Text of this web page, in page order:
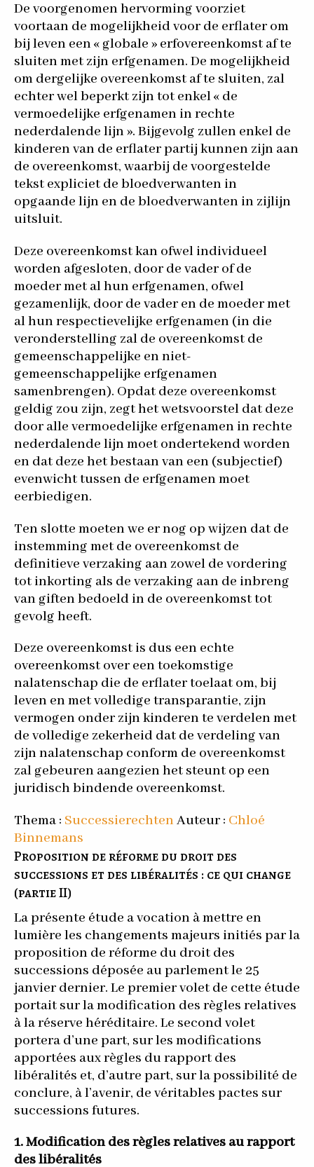
De voorgenomen hervorming voorziet
voortaan de mogelijkheid voor de erflater om
bij leven een « globale » erfovereenkomst af te
sluiten met zijn erfgenamen. De mogelijkheid
om dergelijke overeenkomst af te sluiten, zal
echter wel beperkt zijn tot enkel « de
vermoedelijke erfgenamen in rechte
nederdalende lijn ». Bijgevolg zullen enkel de
kinderen van de erflater partij kunnen zijn aan
de overeenkomst, waarbij de voorgestelde
tekst expliciet de bloedverwanten in
opgaande lijn en de bloedverwanten in zijlijn
uitsluit.
Deze overeenkomst kan ofwel individueel
worden afgesloten, door de vader of de
moeder met al hun erfgenamen, ofwel
gezamenlijk, door de vader en de moeder met
al hun respectievelijke erfgenamen (in die
veronderstelling zal de overeenkomst de
gemeenschappelijke en niet-
gemeenschappelijke erfgenamen
samenbrengen). Opdat deze overeenkomst
geldig zou zijn, zegt het wetsvoorstel dat deze
door alle vermoedelijke erfgenamen in rechte
nederdalende lijn moet ondertekend worden
en dat deze het bestaan van een (subjectief)
evenwicht tussen de erfgenamen moet
eerbiedigen.
Ten slotte moeten we er nog op wijzen dat de
instemming met de overeenkomst de
definitieve verzaking aan zowel de vordering
tot inkorting als de verzaking aan de inbreng
van giften bedoeld in de overeenkomst tot
gevolg heeft.
Deze overeenkomst is dus een echte
overeenkomst over een toekomstige
nalatenschap die de erflater toelaat om, bij
leven en met volledige transparantie, zijn
vermogen onder zijn kinderen te verdelen met
de volledige zekerheid dat de verdeling van
zijn nalatenschap conform de overeenkomst
zal gebeuren aangezien het steunt op een
juridisch bindende overeenkomst.
Thema : SuccessierechtenAuteur : Chloé
Binnemans
Proposition de réforme du droit des
successions et des libéralités : ce qui change
(partie II)
La présente étude a vocation à mettre en
lumière les changements majeurs initiés par la
proposition de réforme du droit des
successions déposée au parlement le 25
janvier dernier. Le premier volet de cette étude
portait sur la modification des règles relatives
à la réserve héréditaire. Le second volet
portera d’une part, sur les modifications
apportées aux règles du rapport des
libéralités et, d’autre part, sur la possibilité de
conclure, à l’avenir, de véritables pactes sur
successions futures.
1. Modification des règles relatives au rapport
des libéralités